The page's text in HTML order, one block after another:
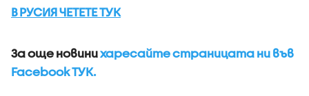
В РУСИЯ ЧЕТЕТЕ ТУК
За още новинихаресайте страницата ни във
Facebook ТУК.